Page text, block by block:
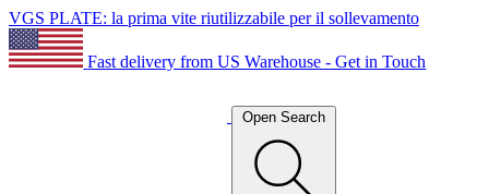
VGS PLATE: la prima vite riutilizzabile per il sollevamento
Fast delivery from US Warehouse - Get in Touch
Open Search